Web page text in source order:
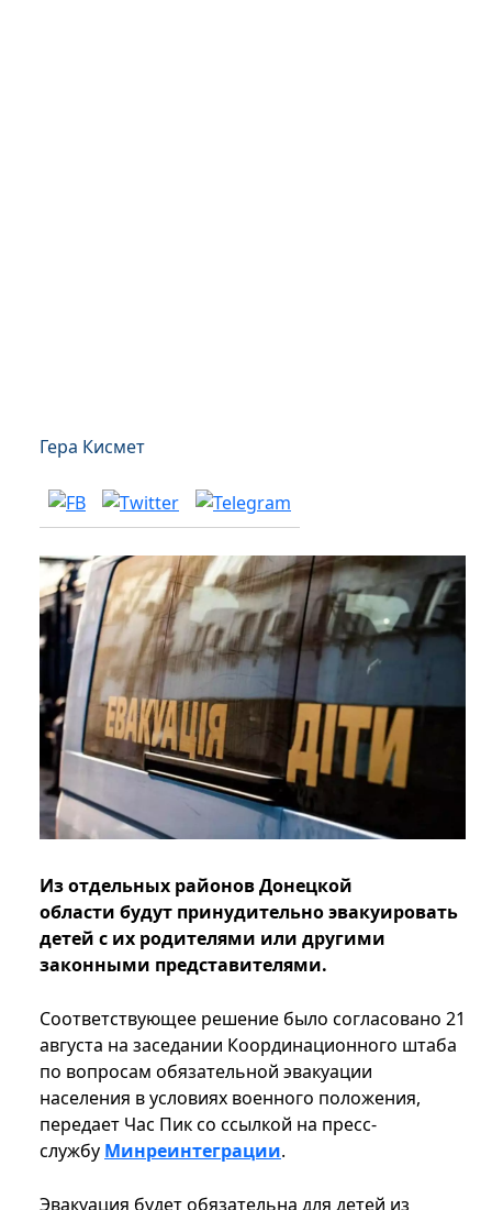
Гера Кисмет
Из отдельных районов Донецкой
области будут принудительно эвакуировать
детей с их родителями или другими
законными представителями.
Соответствующее решение было согласовано 21
августа на заседании Координационного штаба
по вопросам обязательной эвакуации
населения в условиях военного положения,
передает Час Пик со ссылкой на пресс-
службу Минреинтеграции.
Эвакуация будет обязательна для детей из